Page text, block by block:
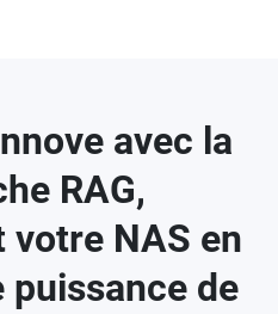
avec la
RAG,
NAS en
puissance de